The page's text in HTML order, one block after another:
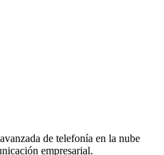
de telefonía en la nube
empresarial.